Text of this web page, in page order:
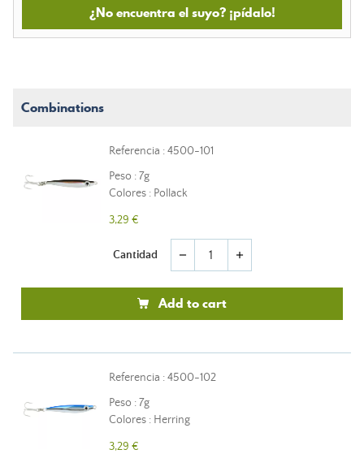
¿No encuentra el suyo? ¡pídalo!
Combinations
Referencia : 4500-101
Peso : 7g
Colores : Pollack
3,29 €
Cantidad remove add
Add to cart
Referencia : 4500-102
Peso : 7g
Colores : Herring
3,29 €